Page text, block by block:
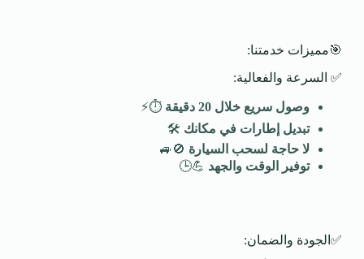
🎯مميزات خدمتنا:
✅ السرعة والفعالية:
وصول سريع خلال 20 دقيقة
⏱️⚡
تبديل إطارات في مكانك 🛠️
لا حاجة لسحب السيارة 🚫🚙
توفير الوقت والجهد 💪🕒
✅الجودة والضمان: